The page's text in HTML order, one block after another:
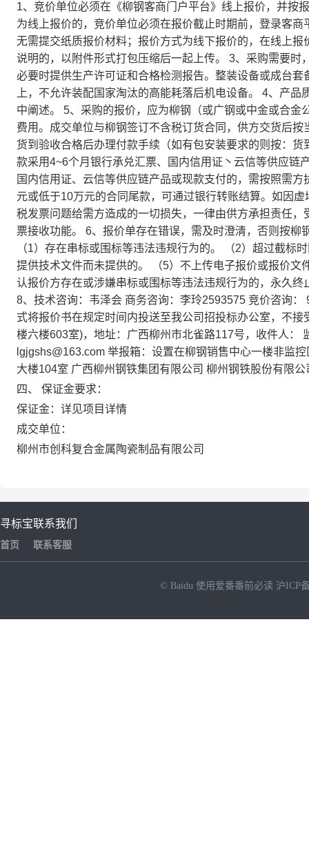
1、竞价单位必须在《柳钢客商门户平台》线上报价，并按
为线上报价的，竞价单位必须在报价截止时期前，登录客
无需提交纸质报价材料；报价方式为线下报价的，在线上
说明的，以附件形式打包压缩后一起上传。 3、采购需要
必要时提供生产许可证和合格检测报告。整装设备或成台
上，不允许装配国家淘汰的高能耗落后机电设备。 4、产
中阐述。 5、采购的报价，应为柳钢（或广钢或中金或合
费用。成交单位与柳钢签订不含税订货合同，供方交货后
货到验收合格后办理付款手续（如有包安装要求的则按：
款采用4~6个月银行承兑汇票、国内信用证丶云信等供应链
国内信用证、云信等供应链产品或现款支付的，需按照需
元或低于10万元的合同尾款，可通过银行转账结算。如因
税发票问题给需方造成的一切损失，一律由供方承担责任
票接收功能。 6、报价单存在错误，需及时澄清，否则按
（1）存在串标或围标等违法违规行为的。 （2）超过截标
提供技术文件而未提供的。 （5）不上传电子报价或报价
认报价方存在或涉嫌串标或围标等违法违规行为的，永久
8、技术咨询：韦泽会 商务咨询：李玲2593575 竞价咨询
式将报价书在规定时间内投送至我公司招投标办公室，不
楼六楼603室)，地址：广西柳州市北雀路117号，收件人：
lgjgshs@163.com 举报箱：设置在柳钢销售中心一楼非监
大楼104室 广西柳州钢铁集团有限公司 柳州钢铁股份有限
四、 保证金要求：
保证金：详见项目详情
成交单位：
柳州市创科复合金属陶瓷制品有限公司
寻标宝
首页
联系我们
联系客服
© Baidu 使用爱番番前必读 沪ICP